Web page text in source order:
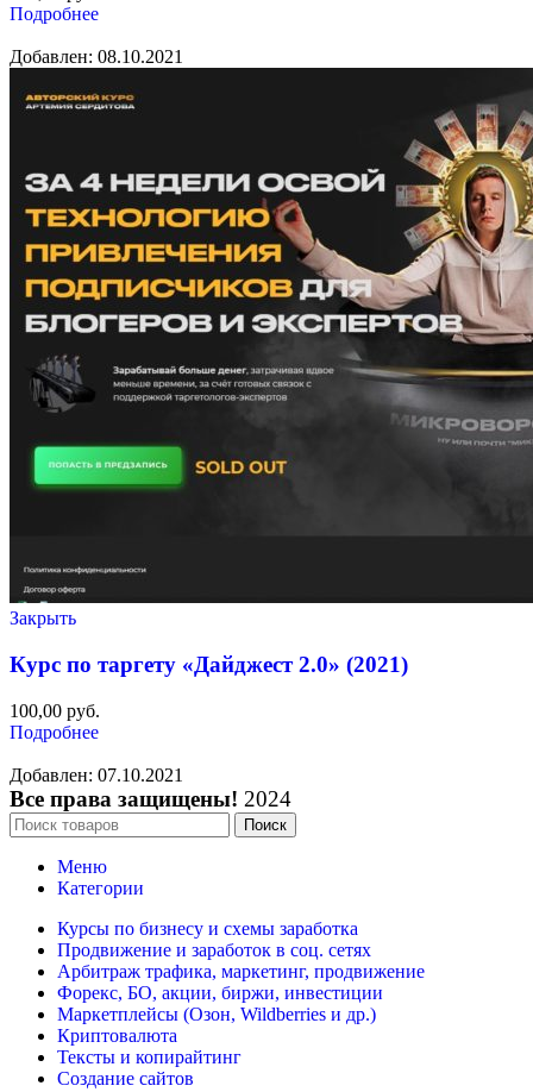
Подробнее
Добавлен: 08.10.2021
Закрыть
Курс по таргету «Дайджест 2.0» (2021)
100,00 руб.
Подробнее
Добавлен: 07.10.2021
Все права защищены! 2024
Поиск
Меню
Категории
Курсы по бизнесу и схемы заработка
Продвижение и заработок в соц. сетях
Арбитраж трафика, маркетинг, продвижение
Форекс, БО, акции, биржи, инвестиции
Маркетплейсы (Озон, Wildberries и др.)
Криптовалюта
Тексты и копирайтинг
Создание сайтов